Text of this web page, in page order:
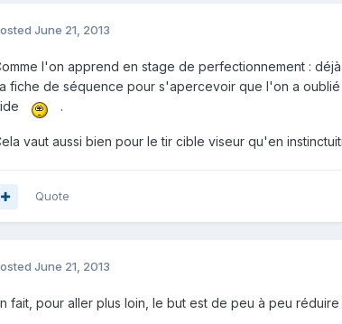
June 21, 2013
l'on apprend en stage de perfectionnement :
fiche de séquence pour s'apercevoir que l'on a
.
vaut aussi bien pour le tir cible viseur qu'en
Quote
June 21, 2013
fait, pour aller plus loin, le but est de peu à peu